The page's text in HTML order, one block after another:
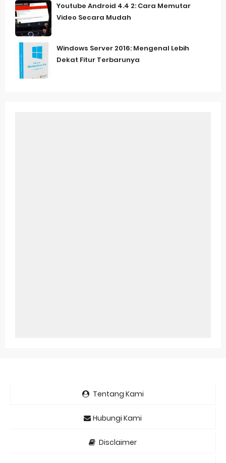
Youtube Android 4.4 2: Cara Memutar
Video Secara Mudah
Windows Server 2016: Mengenal Lebih
Dekat Fitur Terbarunya
Tentang Kami
Hubungi Kami
Disclaimer